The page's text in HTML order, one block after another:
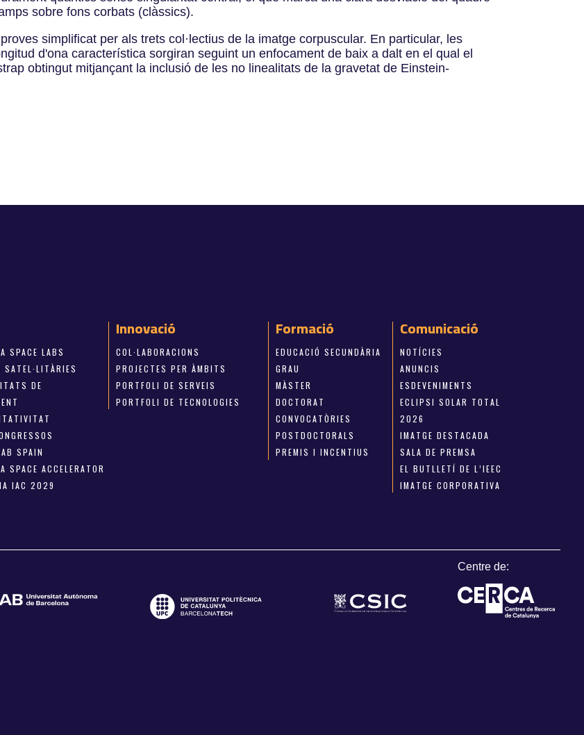
sobre fons corbats (clàssics).
simplificat per als trets col·lectius de la imatge corpuscular. En particular, les
d'ona característica sorgiran seguint un enfocament de baix a dalt en el qual el
obtingut mitjançant la inclusió de les no linealitats de la gravetat de Einstein-
SPACE LABS
DE
SPAIN
SPACE ACCELERATOR
IAC 2029
Innovació
COL·LABORACIONS
PROJECTES PER ÀMBITS
PORTFOLI DE SERVEIS
PORTFOLI DE TECNOLOGIES
Formació
EDUCACIÓ SECUNDÀRIA
GRAU
MÀSTER
DOCTORAT
CONVOCATÒRIES
POSTDOCTORALS
PREMIS I INCENTIUS
Comunicació
NOTÍCIES
ANUNCIS
ESDEVENIMENTS
ECLIPSI SOLAR TOTAL
2026
IMATGE DESTACADA
SALA DE PREMSA
EL BUTLLETÍ DE L’IEEC
IMATGE CORPORATIVA
Centre de: